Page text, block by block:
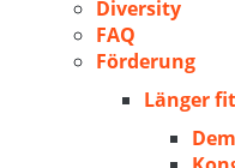
Diversity
FAQ
Förderung
Länger